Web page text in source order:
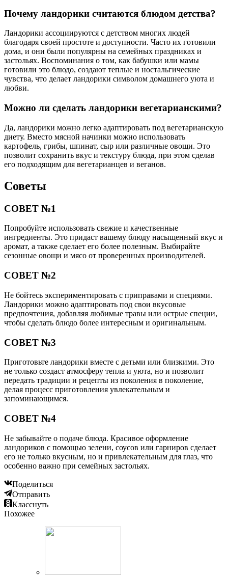
Почему ландорики считаются блюдом детства?
Ландорики ассоциируются с детством многих людей
благодаря своей простоте и доступности. Часто их готовили
дома, и они были популярны на семейных праздниках и
застольях. Воспоминания о том, как бабушки или мамы
готовили это блюдо, создают теплые и ностальгические
чувства, что делает ландорики символом домашнего уюта и
любви.
Можно ли сделать ландорики вегетарианскими?
Да, ландорики можно легко адаптировать под вегетарианскую
диету. Вместо мясной начинки можно использовать
картофель, грибы, шпинат, сыр или различные овощи. Это
позволит сохранить вкус и текстуру блюда, при этом сделав
его подходящим для вегетарианцев и веганов.
Советы
СОВЕТ №1
Попробуйте использовать свежие и качественные
ингредиенты. Это придаст вашему блюду насыщенный вкус и
аромат, а также сделает его более полезным. Выбирайте
сезонные овощи и мясо от проверенных производителей.
СОВЕТ №2
Не бойтесь экспериментировать с приправами и специями.
Ландорики можно адаптировать под свои вкусовые
предпочтения, добавляя любимые травы или острые специи,
чтобы сделать блюдо более интересным и оригинальным.
СОВЕТ №3
Приготовьте ландорики вместе с детьми или близкими. Это
не только создаст атмосферу тепла и уюта, но и позволит
передать традиции и рецепты из поколения в поколение,
делая процесс приготовления увлекательным и
запоминающимся.
СОВЕТ №4
Не забывайте о подаче блюда. Красивое оформление
ландориков с помощью зелени, соусов или гарниров сделает
его не только вкусным, но и привлекательным для глаз, что
особенно важно при семейных застольях.
Поделиться
Отправить
Класснуть
Похожее